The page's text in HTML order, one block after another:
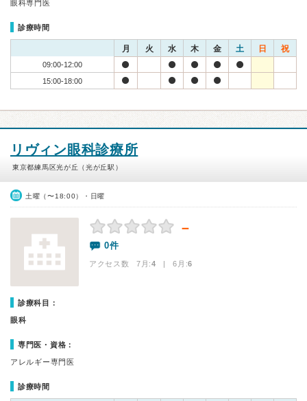
眼科専門医
診療時間
月 火 水 木 金 土 日 祝
09:00-12:00
15:00-18:00
リヴィン眼科診療所
東京都練馬区光が丘（光が丘駅）
土曜（〜18:00）・日曜
－
0件
アクセス数 7月:4 | 6月:6
診療科目：
眼科
専門医・資格：
アレルギー専門医
診療時間